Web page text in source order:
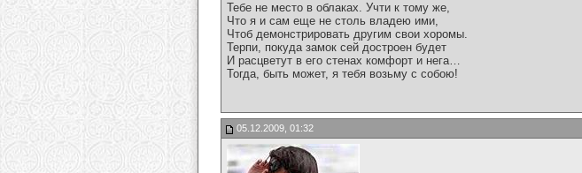
Тебе не место в облаках. Учти к тому же,
Что я и сам еще не столь владею ими,
Чтоб демонстрировать другим свои хоромы.
Терпи, покуда замок сей достроен будет
И расцветут в его стенах комфорт и нега…
Тогда, быть может, я тебя возьму с собою!
05.12.2009, 01:32